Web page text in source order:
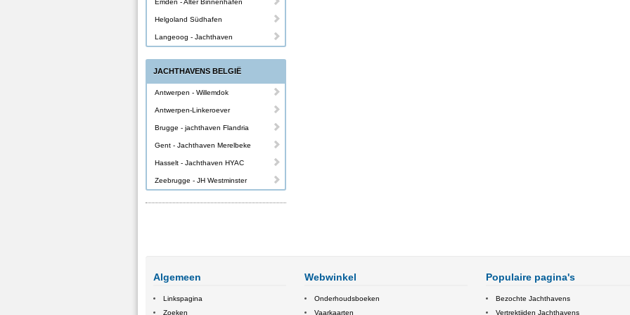
Emden - Alter Binnenhafen
Helgoland Südhafen
Langeoog - Jachthaven
JACHTHAVENS BELGIË
Antwerpen - Willemdok
Antwerpen-Linkeroever
Brugge - jachthaven Flandria
Gent - Jachthaven Merelbeke
Hasselt - Jachthaven HYAC
Zeebrugge - JH Westminster
Algemeen
Linkspagina
Zoeken
Webwinkel
Onderhoudsboeken
Vaarkaarten
Populaire pagina's
Bezochte Jachthavens
Vertrektijden Jachthavens